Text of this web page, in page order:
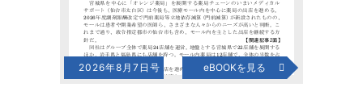
2026年8月7日号 eBOOKを見る